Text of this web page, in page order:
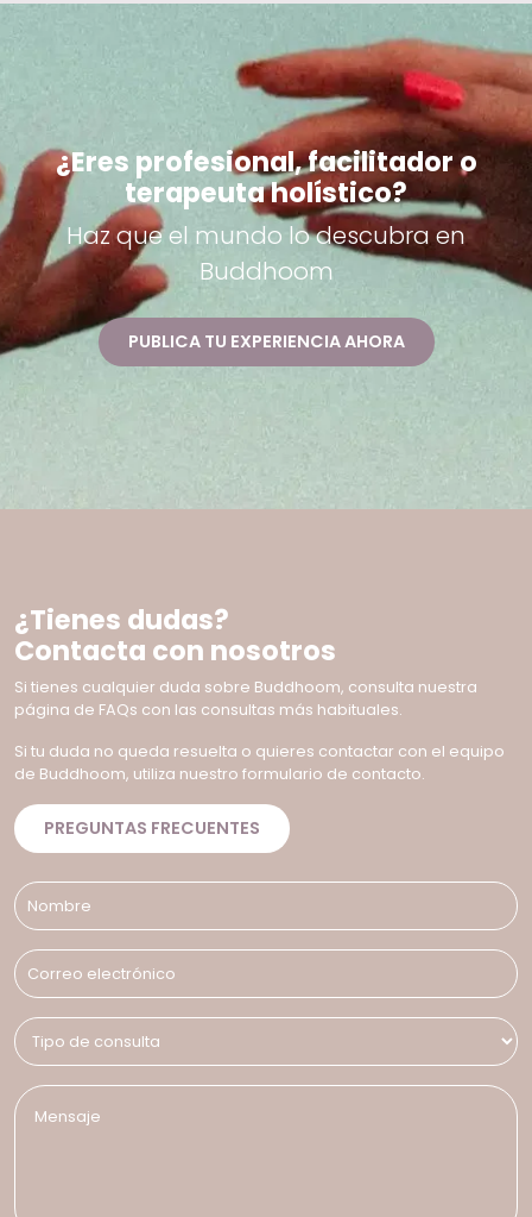
¿Eres profesional, facilitador o
terapeuta holístico?
Haz que el mundo lo descubra en
Buddhoom
PUBLICA TU EXPERIENCIA AHORA
¿Tienes dudas?
Contacta con nosotros
Si tienes cualquier duda sobre Buddhoom, consulta nuestra
página de FAQs con las consultas más habituales.
Si tu duda no queda resuelta o quieres contactar con el equipo
de Buddhoom, utiliza nuestro formulario de contacto.
PREGUNTAS FRECUENTES